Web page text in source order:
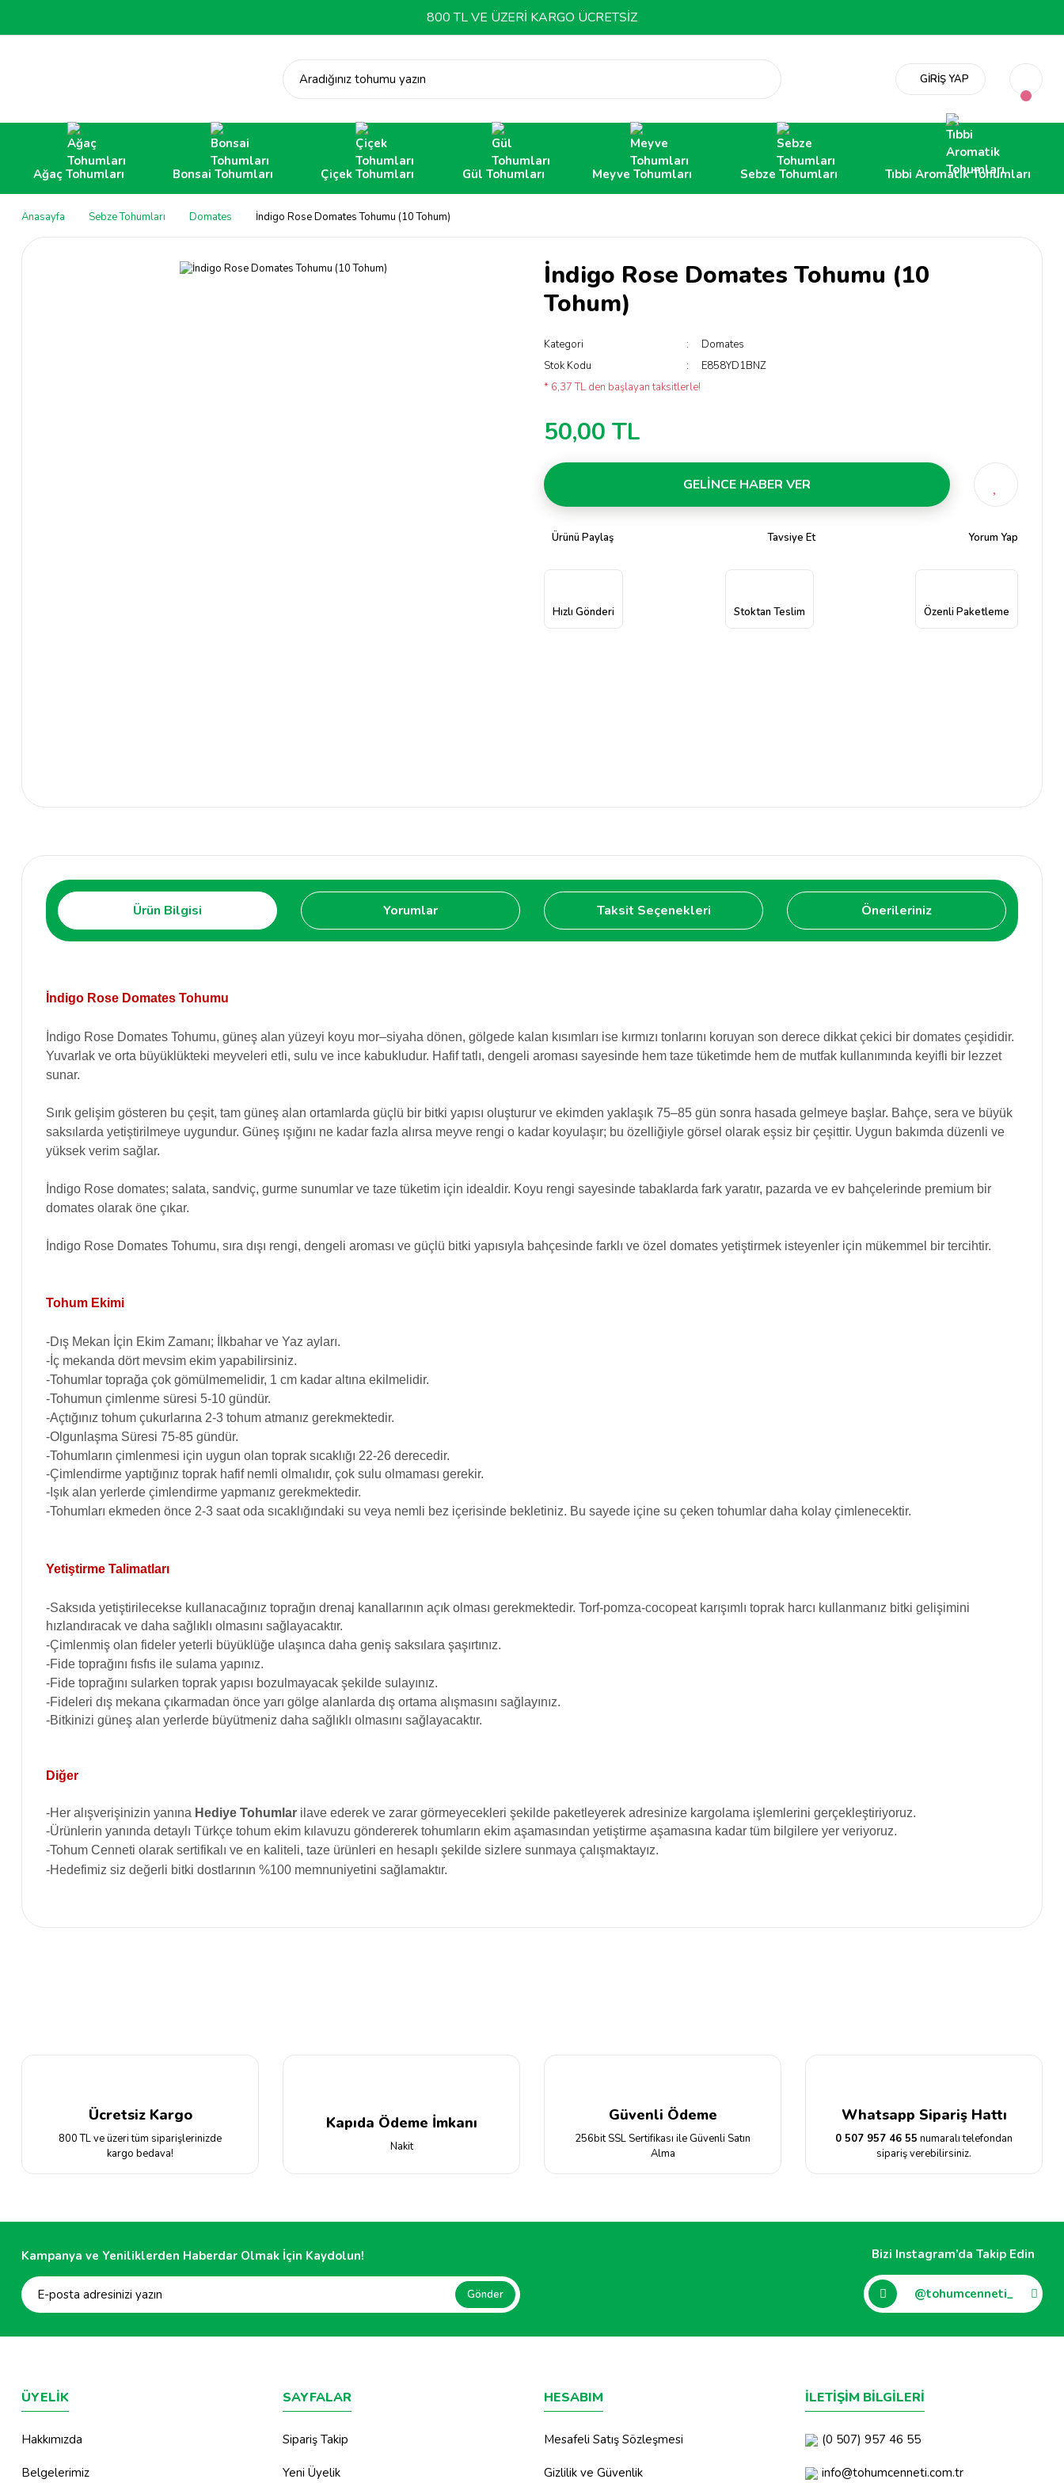
800 TL VE ÜZERİ KARGO ÜCRETSİZ
Aradığınız tohumu yazın GİRİŞ YAP
Ağaç Tohumları Bonsai Tohumları Çiçek Tohumları Gül Tohumları Meyve Tohumları Sebze Tohumları Tıbbi Aromatik Tohumları
Anasayfa Sebze Tohumları Domates İndigo Rose Domates Tohumu (10 Tohum)
İndigo Rose Domates Tohumu (10
Tohum)
Kategori
Domates
Stok Kodu
E858YD1BNZ
* 6,37 TL den başlayan taksitlerle!
50,00 TL
GELİNCE HABER VER
Ürünü Paylaş Tavsiye Et Yorum Yap
Hızlı Gönderi Stoktan Teslim Özenli Paketleme
Ürün Bilgisi Yorumlar Taksit Seçenekleri Önerileriniz
İndigo Rose Domates Tohumu
İndigo Rose Domates Tohumu, güneş alan yüzeyi koyu mor–siyaha dönen, gölgede kalan kısımları ise kırmızı tonlarını koruyan son derece dikkat çekici bir domates çeşididir.
Yuvarlak ve orta büyüklükteki meyveleri etli, sulu ve ince kabukludur. Hafif tatlı, dengeli aroması sayesinde hem taze tüketimde hem de mutfak kullanımında keyifli bir lezzet
sunar.
Sırık gelişim gösteren bu çeşit, tam güneş alan ortamlarda güçlü bir bitki yapısı oluşturur ve ekimden yaklaşık 75–85 gün sonra hasada gelmeye başlar. Bahçe, sera ve büyük
saksılarda yetiştirilmeye uygundur. Güneş ışığını ne kadar fazla alırsa meyve rengi o kadar koyulaşır; bu özelliğiyle görsel olarak eşsiz bir çeşittir. Uygun bakımda düzenli ve
yüksek verim sağlar.
İndigo Rose domates; salata, sandviç, gurme sunumlar ve taze tüketim için idealdir. Koyu rengi sayesinde tabaklarda fark yaratır, pazarda ve ev bahçelerinde premium bir
domates olarak öne çıkar.
İndigo Rose Domates Tohumu, sıra dışı rengi, dengeli aroması ve güçlü bitki yapısıyla bahçesinde farklı ve özel domates yetiştirmek isteyenler için mükemmel bir tercihtir.
Tohum Ekimi
-Dış Mekan İçin Ekim Zamanı; İlkbahar ve Yaz ayları.
-İç mekanda dört mevsim ekim yapabilirsiniz.
-Tohumlar toprağa çok gömülmemelidir, 1 cm kadar altına ekilmelidir.
-Tohumun çimlenme süresi 5-10 gündür.
-Açtığınız tohum çukurlarına 2-3 tohum atmanız gerekmektedir.
-Olgunlaşma Süresi 75-85 gündür.
-Tohumların çimlenmesi için uygun olan toprak sıcaklığı 22-26 derecedir.
-Çimlendirme yaptığınız toprak hafif nemli olmalıdır, çok sulu olmaması gerekir.
-Işık alan yerlerde çimlendirme yapmanız gerekmektedir.
-Tohumları ekmeden önce 2-3 saat oda sıcaklığındaki su veya nemli bez içerisinde bekletiniz. Bu sayede içine su çeken tohumlar daha kolay çimlenecektir.
Yetiştirme Talimatları
-Saksıda yetiştirilecekse kullanacağınız toprağın drenaj kanallarının açık olması gerekmektedir. Torf-pomza-cocopeat karışımlı toprak harcı kullanmanız bitki gelişimini
hızlandıracak ve daha sağlıklı olmasını sağlayacaktır.
-Çimlenmiş olan fideler yeterli büyüklüğe ulaşınca daha geniş saksılara şaşırtınız.
-Fide toprağını fısfıs ile sulama yapınız.
-Fide toprağını sularken toprak yapısı bozulmayacak şekilde sulayınız.
-Fideleri dış mekana çıkarmadan önce yarı gölge alanlarda dış ortama alışmasını sağlayınız.
-Bitkinizi güneş alan yerlerde büyütmeniz daha sağlıklı olmasını sağlayacaktır.
Diğer
-Her alışverişinizin yanına Hediye Tohumlar ilave ederek ve zarar görmeyecekleri şekilde paketleyerek adresinize kargolama işlemlerini gerçekleştiriyoruz.
-Ürünlerin yanında detaylı Türkçe tohum ekim kılavuzu göndererek tohumların ekim aşamasından yetiştirme aşamasına kadar tüm bilgilere yer veriyoruz.
-Tohum Cenneti olarak sertifikalı ve en kaliteli, taze ürünleri en hesaplı şekilde sizlere sunmaya çalışmaktayız.
-Hedefimiz siz değerli bitki dostlarının %100 memnuniyetini sağlamaktır.
Ürün fiyatı diğer sitelerden daha pahalı.
Ücretsiz Kargo
800 TL ve üzeri tüm siparişlerinizde
kargo bedava!
Kapıda Ödeme İmkanı
Nakit
Güvenli Ödeme
256bit SSL Sertifikası ile Güvenli Satın
Alma
Whatsapp Sipariş Hattı
0 507 957 46 55 numaralı telefondan
sipariş verebilirsiniz.
Kampanya ve Yeniliklerden Haberdar Olmak İçin Kaydolun!
Gönder
Bizi Instagram’da Takip Edin
@tohumcenneti_
ÜYELİK
Hakkımızda
Belgelerimiz
SAYFALAR
Sipariş Takip
Yeni Üyelik
HESABIM
Mesafeli Satış Sözleşmesi
Gizlilik ve Güvenlik
İLETİŞİM BİLGİLERİ
(0 507) 957 46 55
info@tohumcenneti.com.tr